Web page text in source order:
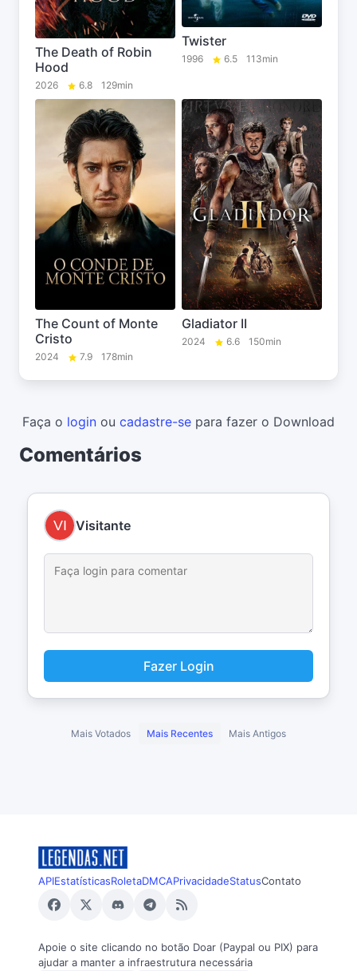
The Death of Robin
Hood
2026 6.8 129min
Twister
1996 6.5 113min
The Count of Monte
Cristo
2024 7.9 178min
Gladiator II
2024 6.6 150min
Faça o login ou cadastre-se para fazer o Download
Comentários
Visitante
Fazer Login
Mais Votados Mais Recentes Mais Antigos
APIEstatísticasRoletaDMCAPrivacidadeStatusContato
Apoie o site clicando no botão Doar (Paypal ou PIX) para
ajudar a manter a infraestrutura necessária